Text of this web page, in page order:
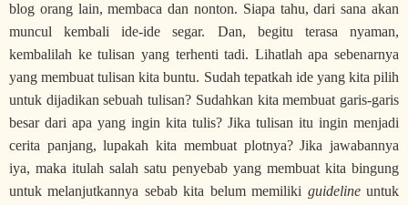
blog orang lain, membaca dan nonton. Siapa tahu, dari sana akan
muncul kembali ide-ide segar. Dan, begitu terasa nyaman,
kembalilah ke tulisan yang terhenti tadi. Lihatlah apa sebenarnya
yang membuat tulisan kita buntu. Sudah tepatkah ide yang kita pilih
untuk dijadikan sebuah tulisan? Sudahkan kita membuat garis-garis
besar dari apa yang ingin kita tulis? Jika tulisan itu ingin menjadi
cerita panjang, lupakah kita membuat plotnya? Jika jawabannya
iya, maka itulah salah satu penyebab yang membuat kita bingung
untuk melanjutkannya sebab kita belum memiliki guidelineuntuk